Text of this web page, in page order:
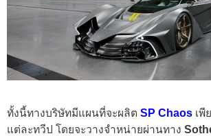
ทั้งนี้ทางบริษัทมีแผนที่จะผลิต SP Chaos เพี
แต่ละทวีป โดยจะวางจำหน่ายผ่านทาง